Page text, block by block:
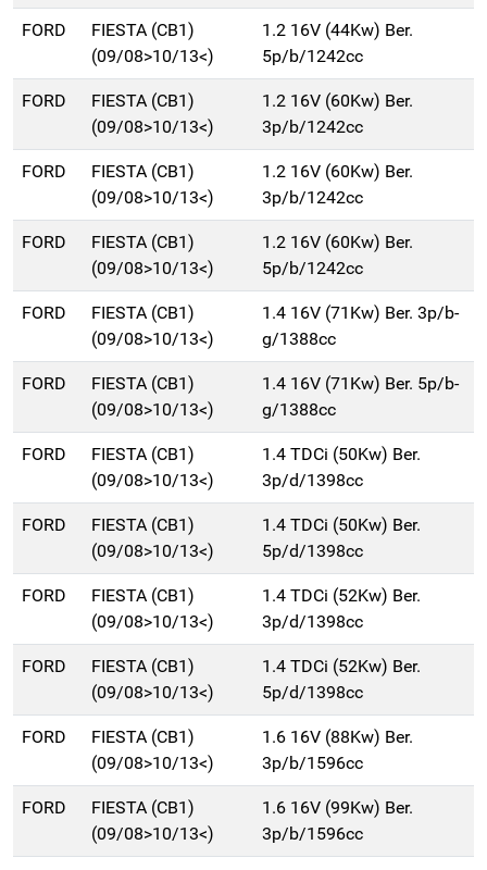
FORD
FIESTA (CB1)
(09/08>10/13<)
1.2 16V (44Kw) Ber.
5p/b/1242cc
FORD
FIESTA (CB1)
(09/08>10/13<)
1.2 16V (60Kw) Ber.
3p/b/1242cc
FORD
FIESTA (CB1)
(09/08>10/13<)
1.2 16V (60Kw) Ber.
3p/b/1242cc
FORD
FIESTA (CB1)
(09/08>10/13<)
1.2 16V (60Kw) Ber.
5p/b/1242cc
FORD
FIESTA (CB1)
(09/08>10/13<)
1.4 16V (71Kw) Ber. 3p/b-
g/1388cc
FORD
FIESTA (CB1)
(09/08>10/13<)
1.4 16V (71Kw) Ber. 5p/b-
g/1388cc
FORD
FIESTA (CB1)
(09/08>10/13<)
1.4 TDCi (50Kw) Ber.
3p/d/1398cc
FORD
FIESTA (CB1)
(09/08>10/13<)
1.4 TDCi (50Kw) Ber.
5p/d/1398cc
FORD
FIESTA (CB1)
(09/08>10/13<)
1.4 TDCi (52Kw) Ber.
3p/d/1398cc
FORD
FIESTA (CB1)
(09/08>10/13<)
1.4 TDCi (52Kw) Ber.
5p/d/1398cc
FORD
FIESTA (CB1)
(09/08>10/13<)
1.6 16V (88Kw) Ber.
3p/b/1596cc
FORD
FIESTA (CB1)
(09/08>10/13<)
1.6 16V (99Kw) Ber.
3p/b/1596cc